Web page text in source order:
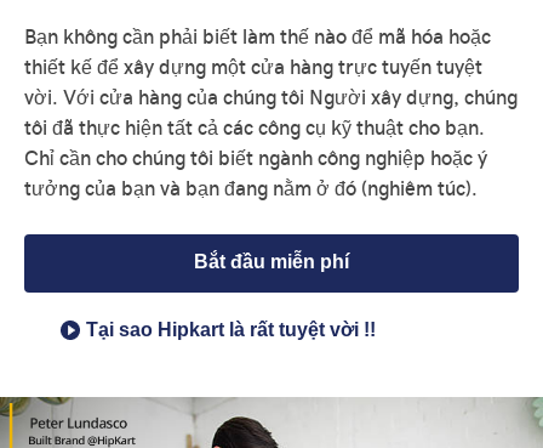
Bạn không cần phải biết làm thế nào để mã hóa hoặc
thiết kế để xây dựng một cửa hàng trực tuyến tuyệt
vời. Với cửa hàng của chúng tôi Người xây dựng, chúng
tôi đã thực hiện tất cả các công cụ kỹ thuật cho bạn.
Chỉ cần cho chúng tôi biết ngành công nghiệp hoặc ý
tưởng của bạn và bạn đang nằm ở đó (nghiêm túc).
Bắt đầu miễn phí
Tại sao Hipkart là rất tuyệt vời !!